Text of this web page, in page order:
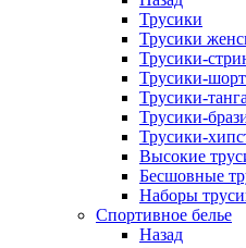
Трусики
Трусики
Трусики-
Трусики-
Трусики-танга
Трусики-
Трусики-
Высокие
Бесшовные
Наборы
Спортивное белье
Назад